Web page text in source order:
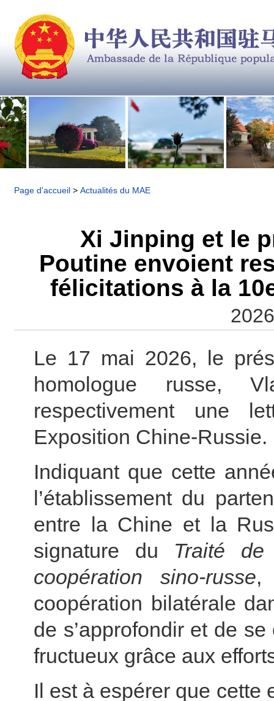
Page d'accueil > Actualités du MAE
Xi Jinping et le
Poutine envoient
félicitations à la
Le 17 mai 2026, le
homologue russe,
respectivement une
Exposition Chine-
Indiquant que cette
l’établissement du
entre la Chine et la
signature du Traité
coopération sino-russe,
coopération bilatérale
de s’approfondir et de
fructueux grâce aux
Il est à espérer que cette